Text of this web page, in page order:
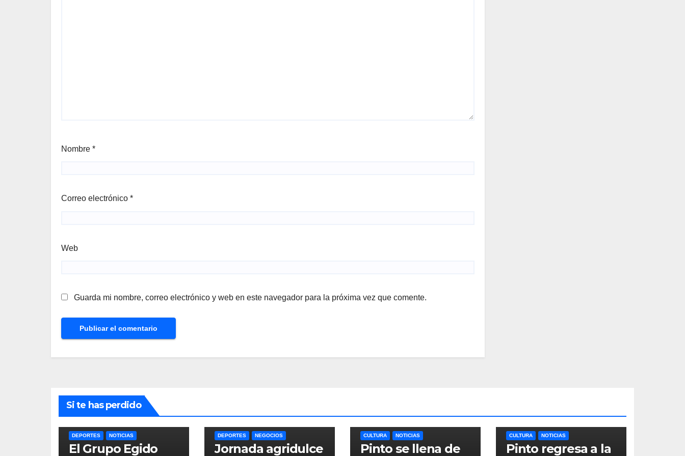
Nombre *
Correo electrónico *
Web
Guarda mi nombre, correo electrónico y web en este navegador para la próxima vez que comente.
Si te has perdido
DEPORTES NOTICIAS
El Grupo Egido
DEPORTES NEGOCIOS
Jornada agridulce
CULTURA NOTICIAS
Pinto se llena de
CULTURA NOTICIAS
Pinto regresa a la